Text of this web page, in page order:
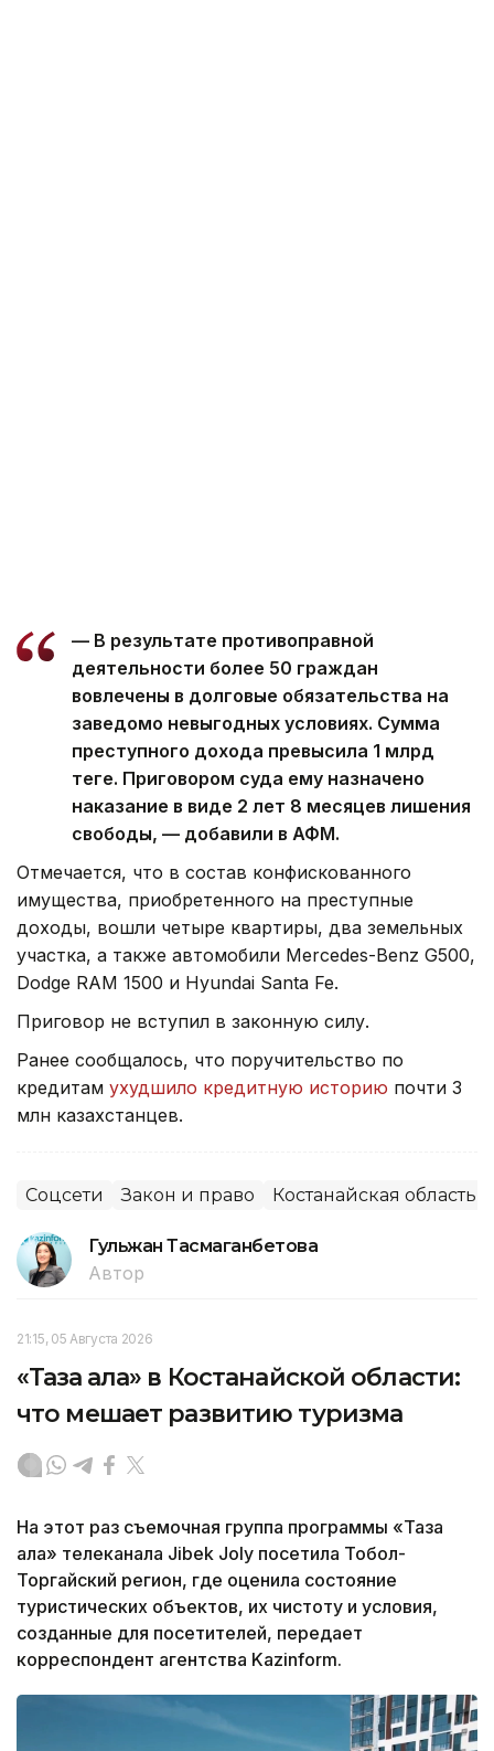
— В результате противоправной
деятельности более 50 граждан
вовлечены в долговые обязательства на
заведомо невыгодных условиях. Сумма
преступного дохода превысила 1 млрд
теңге. Приговором суда ему назначено
наказание в виде 2 лет 8 месяцев лишения
свободы, — добавили в АФМ.
Отмечается, что в состав конфискованного
имущества, приобретенного на преступные
доходы, вошли четыре квартиры, два земельных
участка, а также автомобили Mercedes-Benz G500,
Dodge RAM 1500 и Hyundai Santa Fe.
Приговор не вступил в законную силу.
Ранее сообщалось, что поручительство по
кредитам ухудшило кредитную историю почти 3
млн казахстанцев.
Соцсети Закон и право Костанайская область
Гульжан Тасмаганбетова
Автор
21:15, 05 Августа 2026
«Таза қала» в Костанайской области:
что мешает развитию туризма
На этот раз съемочная группа программы «Таза
қала» телеканала Jibek Joly посетила Тобол-
Торгайский регион, где оценила состояние
туристических объектов, их чистоту и условия,
созданные для посетителей, передает
корреспондент агентства Kazinform.